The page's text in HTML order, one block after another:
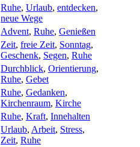
Ruhe, Urlaub, entdecken,
neue Wege
Advent, Ruhe, Genießen
Zeit, freie Zeit, Sonntag,
Geschenk, Segen, Ruhe
Durchblick, Orientierung,
Ruhe, Gebet
Ruhe, Gedanken,
Kirchenraum, Kirche
Ruhe, Kraft, Innehalten
Urlaub, Arbeit, Stress,
Zeit, Ruhe